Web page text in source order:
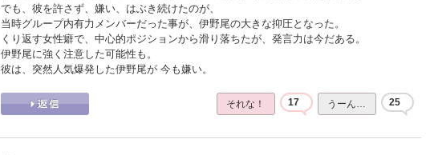
でも、彼を許さず、嫌い、はぶき続けたのが、
当時グループ内有力メンバーだった事が、伊野尾の大きな抑圧となった。
くり返す女性癖で、中心的ポジションから滑り落ちたが、発言力は今だある。
伊野尾に強く注意した可能性も。
彼は、突然人気爆発した伊野尾が 今も嫌い。
それな！ 17 うーん… 25